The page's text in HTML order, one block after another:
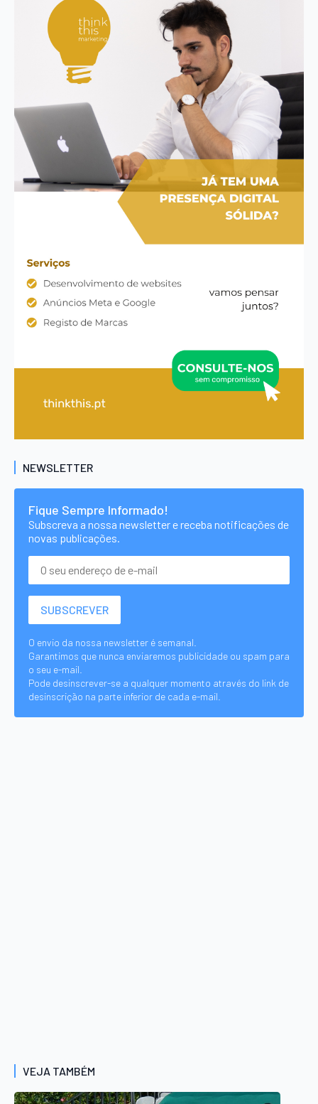
NEWSLETTER
Fique Sempre Informado!
Subscreva a nossa newsletter e receba notificações de
novas publicações.
O envio da nossa newsletter é semanal.
Garantimos que nunca enviaremos publicidade ou spam para
o seu e-mail.
Pode desinscrever-se a qualquer momento através do link de
desinscrição na parte inferior de cada e-mail.
VEJA TAMBÉM